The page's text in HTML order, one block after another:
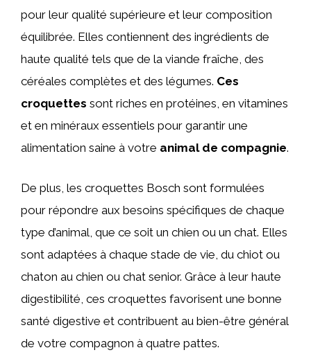
pour leur qualité supérieure et leur composition
équilibrée. Elles contiennent des ingrédients de
haute qualité tels que de la viande fraîche, des
céréales complètes et des légumes. Ces
croquettes sont riches en protéines, en vitamines
et en minéraux essentiels pour garantir une
alimentation saine à votre animal de compagnie.
De plus, les croquettes Bosch sont formulées
pour répondre aux besoins spécifiques de chaque
type d’animal, que ce soit un chien ou un chat. Elles
sont adaptées à chaque stade de vie, du chiot ou
chaton au chien ou chat senior. Grâce à leur haute
digestibilité, ces croquettes favorisent une bonne
santé digestive et contribuent au bien-être général
de votre compagnon à quatre pattes.